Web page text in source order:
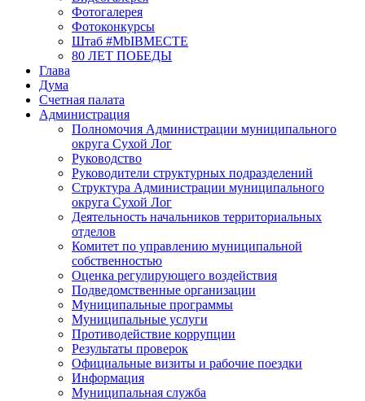
Фотогалерея
Фотоконкурсы
Штаб #MbIBMECTE
80 ЛЕТ ПОБЕДЫ
Глава
Дума
Счетная палата
Администрация
Полномочия Администрации муниципального
округа Сухой Лог
Руководство
Руководители структурных подразделений
Структура Администрации муниципального
округа Сухой Лог
Деятельность начальников территориальных
отделов
Комитет по управлению муниципальной
собственностью
Оценка регулирующего воздействия
Подведомственные организации
Муниципальные программы
Муниципальные услуги
Противодействие коррупции
Результаты проверок
Официальные визиты и рабочие поездки
Информация
Муниципальная служба